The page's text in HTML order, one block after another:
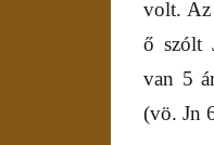
volt. Az
ő szólt
van 5
(vö. Jn